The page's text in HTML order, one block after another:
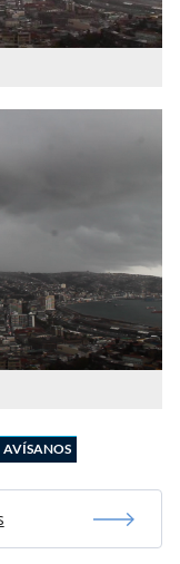
AVÍSANOS